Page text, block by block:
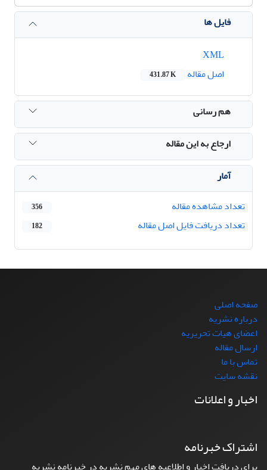
فایل ها
اصل مقاله
431.87 K
هم رسانی
ارجاع به این مقاله
آمار
تعداد مشاهده مقاله
356
تعداد دریافت فایل اصل مقاله 182
صفحه اصلی
درباره نشریه
اعضای هیات تحریریه
ارسال مقاله
تماس با ما
نقشه سایت
اخبار و اعلانات
اشتراک خبرنامه
برای دریافت اخبار و اطلاعیه های مهم نشریه در خبرنامه نشریه